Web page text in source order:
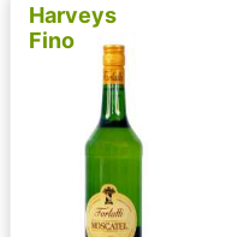
Harveys
Fino